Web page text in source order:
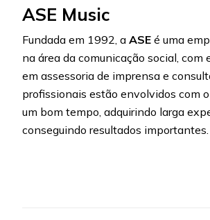
ASE Music
Fundada em 1992, a ASE é uma
na área da comunicação social, com
em assessoria de imprensa e
profissionais estão envolvidos com
um bom tempo, adquirindo larga
conseguindo resultados importantes.